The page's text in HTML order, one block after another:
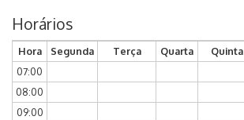
Horários
Hora Segunda Terça Quarta Quinta
07:00
08:00
09:00